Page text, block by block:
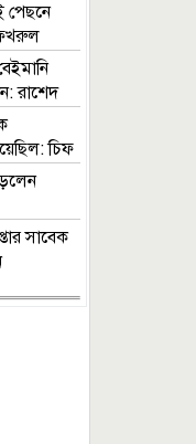
পেছনে
ফখরুল
রাশেদ
চিফ
সাবেক